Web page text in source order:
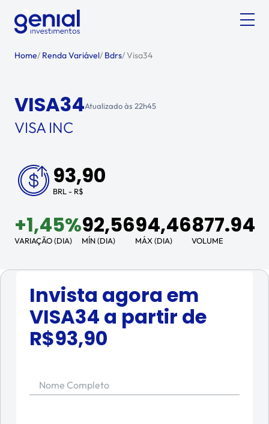
Home/ Renda Variável/ Bdrs/Visa34
VISA34Atualizado às 22h45
VISA INC
93,90
BRL - R$
+1,45%
VARIAÇÃO (DIA)
92,56
MÍN (DIA)
94,46
MÁX (DIA) VOLUME
Invista agora em
VISA34 a partir de
R$93,90
Nome Completo